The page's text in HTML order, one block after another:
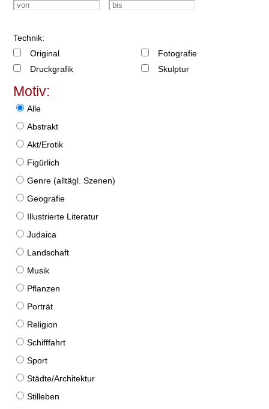
Technik:
Original
Druckgrafik
Fotografie
Skulptur
Motiv:
Alle
Abstrakt
Akt/Erotik
Figürlich
Genre (alltägl. Szenen)
Geografie
Illustrierte Literatur
Judaica
Landschaft
Musik
Pflanzen
Porträt
Religion
Schifffahrt
Sport
Städte/Architektur
Stilleben